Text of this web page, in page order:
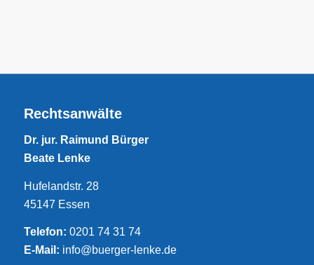
Rechtsanwälte
Dr. jur. Raimund Bürger
Beate Lenke
Hufelandstr. 28
45147 Essen
Telefon: 0201 74 31 74
E-Mail: info@buerger-lenke.de